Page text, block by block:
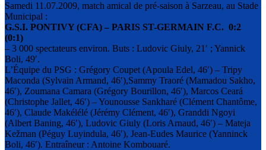
Samedi 11.07.2009, match amical de pré-saison à Sarzeau, au Stade
Municipal :
G.S.I. PONTIVY (CFA) – PARIS ST-GERMAIN F.C. 0:2
(0:1)
– 3 000 spectateurs environ. Buts : Ludovic Giuly, 21′ ; Yannick
Boli, 49′.
L’Équipe du PSG : Grégory Coupet (Apoula Edel, 46′) – Tripy
Maconda (Sylvain Armand, 46′),Sammy Traoré (Mamadou Sakho,
46′), Zoumana Camara (Grégory Bourillon, 46′), Marcos Ceará
(Christophe Jallet, 46′) – Younousse Sankharé (Clément Chantôme,
46′), Claude Makélélé (Jérémy Clément, 46′), Granddi Ngoyi
(Albert Baning, 46′), Ludovic Giuly (Loris Arnaud, 46′) – Mateja
Kežman (Péguy Luyindula, 46′), Jean-Eudes Maurice (Yanninck
Boli, 46′). Entraîneur : Antoine Kombouaré.